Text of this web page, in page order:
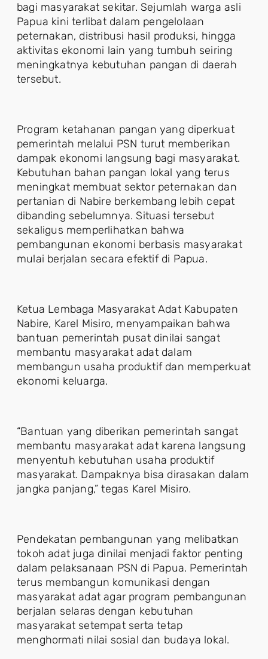
bagi masyarakat sekitar. Sejumlah warga asli
Papua kini terlibat dalam pengelolaan
peternakan, distribusi hasil produksi, hingga
aktivitas ekonomi lain yang tumbuh seiring
meningkatnya kebutuhan pangan di daerah
tersebut.
Program ketahanan pangan yang diperkuat
pemerintah melalui PSN turut memberikan
dampak ekonomi langsung bagi masyarakat.
Kebutuhan bahan pangan lokal yang terus
meningkat membuat sektor peternakan dan
pertanian di Nabire berkembang lebih cepat
dibanding sebelumnya. Situasi tersebut
sekaligus memperlihatkan bahwa
pembangunan ekonomi berbasis masyarakat
mulai berjalan secara efektif di Papua.
Ketua Lembaga Masyarakat Adat Kabupaten
Nabire, Karel Misiro, menyampaikan bahwa
bantuan pemerintah pusat dinilai sangat
membantu masyarakat adat dalam
membangun usaha produktif dan memperkuat
ekonomi keluarga.
“Bantuan yang diberikan pemerintah sangat
membantu masyarakat adat karena langsung
menyentuh kebutuhan usaha produktif
masyarakat. Dampaknya bisa dirasakan dalam
jangka panjang,” tegas Karel Misiro.
Pendekatan pembangunan yang melibatkan
tokoh adat juga dinilai menjadi faktor penting
dalam pelaksanaan PSN di Papua. Pemerintah
terus membangun komunikasi dengan
masyarakat adat agar program pembangunan
berjalan selaras dengan kebutuhan
masyarakat setempat serta tetap
menghormati nilai sosial dan budaya lokal.